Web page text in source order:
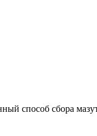
способ сбора